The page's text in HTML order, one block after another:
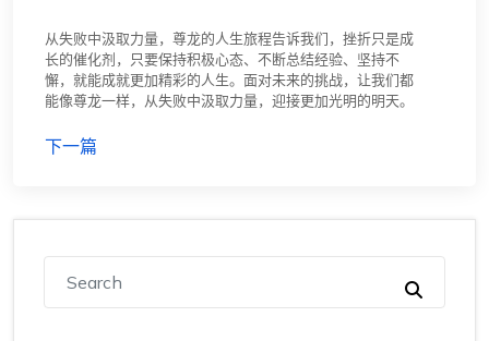
从失败中汲取力量，尊龙的人生旅程告诉我们，挫折只是成
长的催化剂，只要保持积极心态、不断总结经验、坚持不
懈，就能成就更加精彩的人生。面对未来的挑战，让我们都
能像尊龙一样，从失败中汲取力量，迎接更加光明的明天。
下一篇